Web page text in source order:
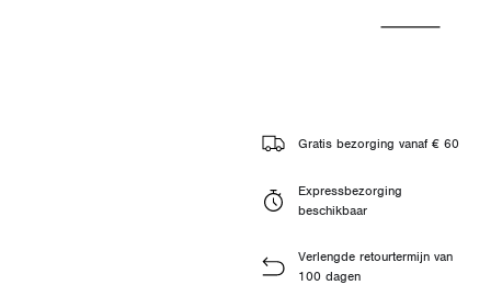
Gratis bezorging vanaf € 60
Expressbezorging
beschikbaar
Verlengde retourtermijn van
100 dagen